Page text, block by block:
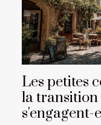
Les petites
la transition
s'engagent-